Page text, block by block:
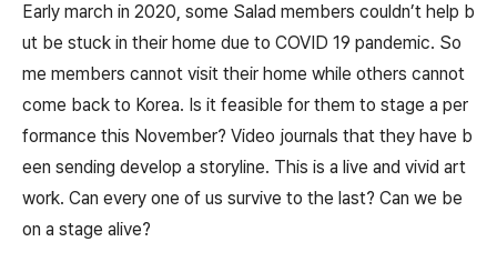
Early march in 2020, some Salad members couldn’t help b
ut be stuck in their home due to COVID 19 pandemic. So
me members cannot visit their home while others cannot
come back to Korea. Is it feasible for them to stage a per
formance this November? Video journals that they have b
een sending develop a storyline. This is a live and vivid art
work. Can every one of us survive to the last? Can we be
on a stage alive?